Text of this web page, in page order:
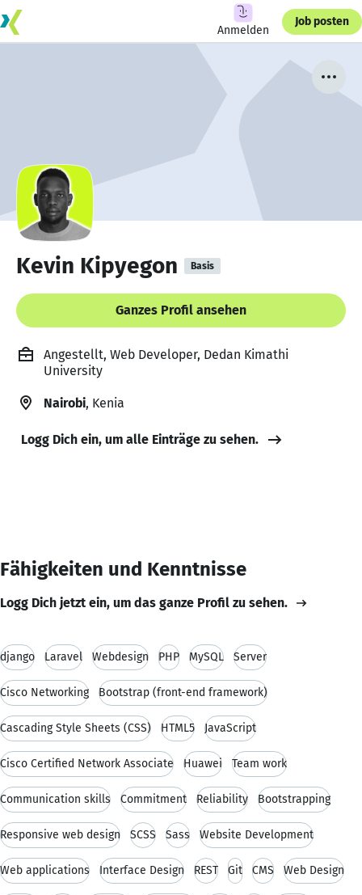
Anmelden
Job posten
Kevin Kipyegon Basis
Ganzes Profil ansehen
Angestellt, Web Developer, Dedan Kimathi
University
Nairobi, Kenia
Logg Dich ein, um alle Einträge zu sehen.
Fähigkeiten und Kenntnisse
Logg Dich jetzt ein, um das ganze Profil zu sehen.
django Laravel Webdesign PHP MySQL Server
Cisco Networking Bootstrap (front-end framework)
Cascading Style Sheets (CSS) HTML5 JavaScript
Cisco Certified Network Associate Huawei Team work
Communication skills Commitment Reliability Bootstrapping
Responsive web design SCSS Sass Website Development
Web applications Interface Design REST Git CMS Web Design